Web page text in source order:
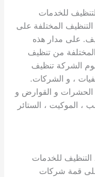
للخدمات
المختلفة على
على مدار هذه
من تنظيف
الشركة تنظيف
، و الشركات.
الحشرات و القوارض و
، الموكيت ، الستائر
للخدمات
قمة شركات